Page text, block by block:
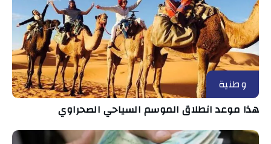
وطنية
هذا موعد انطلاق الموسم السياحي الصحراوي